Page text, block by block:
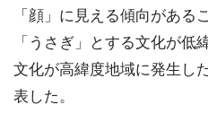
「顔」に見える傾向がある
「うさぎ」とする文化が低
文化が高緯度地域に発生し
表した。